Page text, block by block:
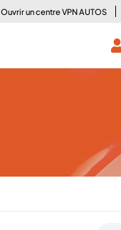
Ouvrir un centre VPN AUTOS